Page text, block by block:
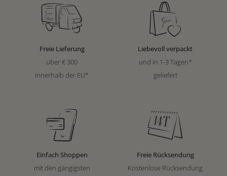
Freie Lieferung
über € 300
innerhalb der EU*
Liebevoll verpackt
und in 1-3 Tagen*
geliefert
Einfach Shoppen
mit den gängigsten
Freie Rücksendung
Kostenlose Rücksendung